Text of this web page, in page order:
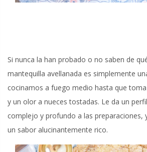
Si nunca la han probado o no saben de
mantequilla avellanada es simplemente
cocinamos a fuego medio hasta que
y un olor a nueces tostadas. Le da un
complejo y profundo a las preparaciones,
un sabor alucinantemente rico.